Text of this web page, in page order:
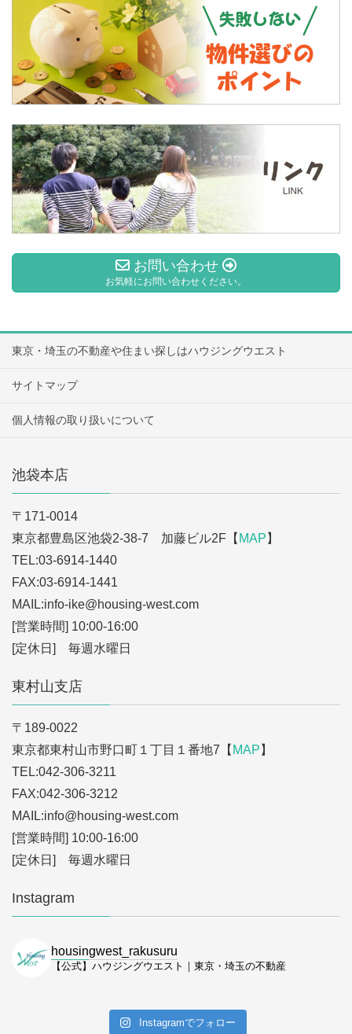
お問い合わせ
お気軽にお問い合わせください。
東京・埼玉の不動産や住まい探しはハウジングウエスト
サイトマップ
個人情報の取り扱いについて
池袋本店
〒171-0014
東京都豊島区池袋2-38-7 加藤ビル2F【 MAP 】
TEL:03-6914-1440
FAX:03-6914-1441
MAIL:info-ike@housing-west.com
[営業時間] 10:00-16:00
[定休日] 毎週水曜日
東村山支店
〒189-0022
東京都東村山市野口町１丁目１番地7【 MAP 】
TEL:042-306-3211
FAX:042-306-3212
MAIL:info@housing-west.com
[営業時間] 10:00-16:00
[定休日] 毎週水曜日
Instagram
housingwest_rakusuru
【公式】ハウジングウエスト｜東京・埼玉の不動産
Instagramでフォロー